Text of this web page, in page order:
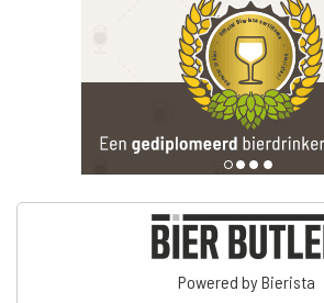
Powered by Bierista